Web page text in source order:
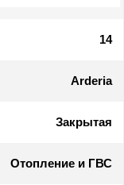
14
Arderia
Закрытая
Отопление и ГВС